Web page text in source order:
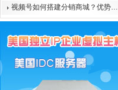
视频号如何搭建分销商城？优势…